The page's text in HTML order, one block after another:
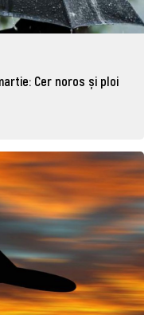
Cer noros și ploi